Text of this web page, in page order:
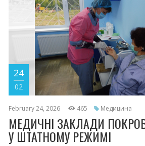
24
02
February 24, 2026 465 Медицина
МЕДИЧНІ ЗАКЛАДИ
У ШТАТНОМУ РЕЖИМІ